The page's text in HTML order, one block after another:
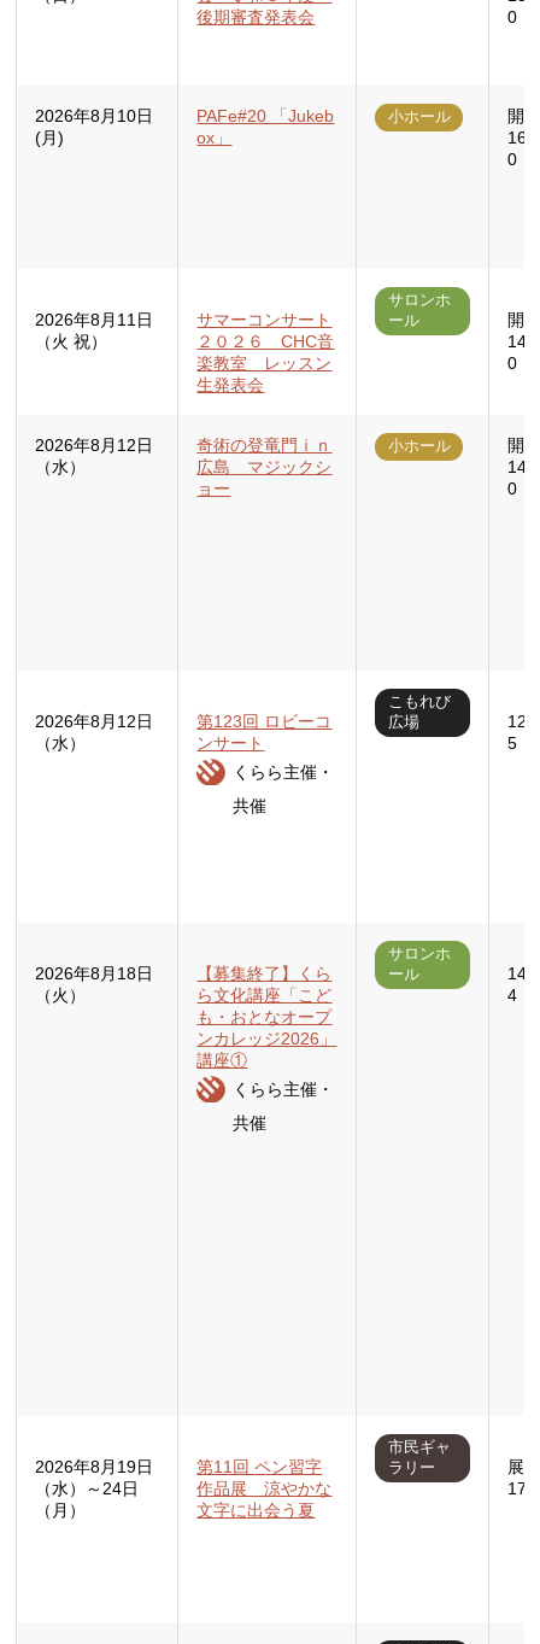
後期審査発表会
0
2026年8月10日
(月)
PAFe#20 「Jukeb
ox」
小ホール
開
0（
2026年8月11日
（火 祝）
サマーコンサート
２０２６ CHC音
楽教室 レッスン
生発表会
サロンホ
ール
開
0
2026年8月12日
（水）
奇術の登竜門ｉｎ
広島 マジックシ
ョー
小ホール
開
0
2026年8月12日
（水）
第123回 ロビーコ
ンサート
くらら主催・
共催
こもれび
広場
12
5
2026年8月18日
（火）
【募集終了】くら
ら文化講座「こど
も・おとなオープ
ンカレッジ2026」
講座①
くらら主催・
共催
サロンホ
ール
14
4：
2026年8月19日
（水）～24日
（月）
第11回 ペン習字
作品展 涼やかな
文字に出会う夏
市民ギャ
ラリー
展